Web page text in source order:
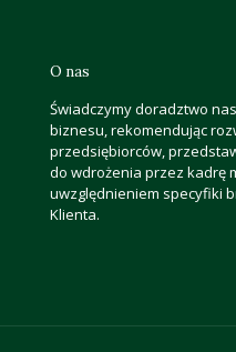
O nas
Świadczymy doradztwo
biznesu, rekomendując
przedsiębiorców,
do wdrożenia przez kadrę
uwzględnieniem specyfiki
Klienta.